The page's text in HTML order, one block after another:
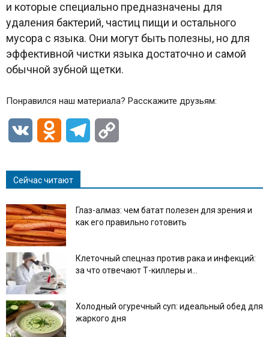
и которые специально предназначены для
удаления бактерий, частиц пищи и остального
мусора с языка. Они могут быть полезны, но для
эффективной чистки языка достаточно и самой
обычной зубной щетки.
Понравился наш материала? Расскажите друзьям:
VK Odnoklassniki
Telegram
Сейчас читают
Глаз-алмаз: чем батат полезен для зрения и
как его правильно готовить
Клеточный спецназ против рака и инфекций:
за что отвечают Т-киллеры и...
Холодный огуречный суп: идеальный обед для
жаркого дня